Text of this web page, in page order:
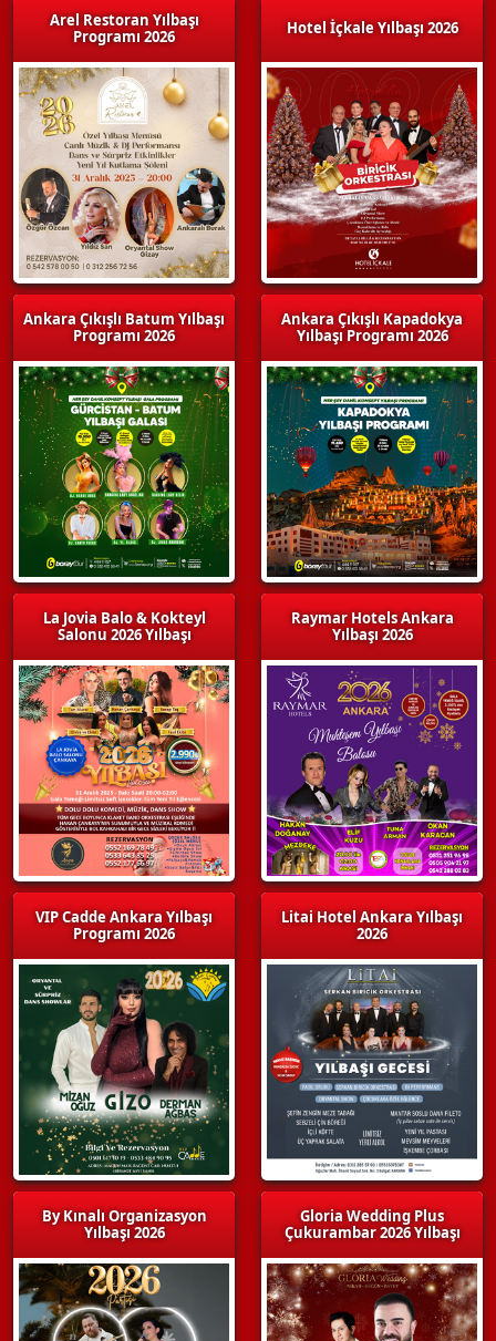
Arel Restoran Yılbaşı
Programı 2026
Ankara Çıkışlı Batum Yılbaşı
Programı 2026
La Jovia Balo & Kokteyl
Salonu 2026 Yılbaşı
VIP Cadde Ankara Yılbaşı
Programı 2026
By Kınalı Organizasyon
Yılbaşı 2026
Hotel İçkale Yılbaşı 2026
Ankara Çıkışlı Kapadokya
Yılbaşı Programı 2026
Raymar Hotels Ankara
Yılbaşı 2026
Litai Hotel Ankara Yılbaşı
2026
Gloria Wedding Plus
Çukurambar 2026 Yılbaşı